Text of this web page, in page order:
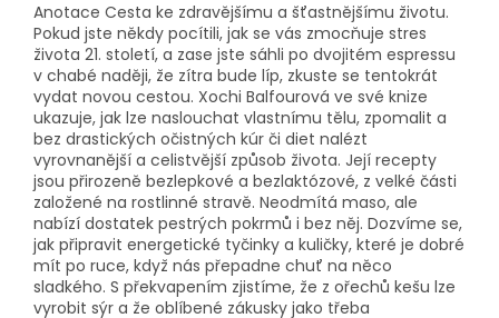
Anotace Cesta ke zdravějšímu a šťastnějšímu životu.
Pokud jste někdy pocítili, jak se vás zmocňuje stres
života 21. století, a zase jste sáhli po dvojitém espressu
v chabé naději, že zítra bude líp, zkuste se tentokrát
vydat novou cestou. Xochi Balfourová ve své knize
ukazuje, jak lze naslouchat vlastnímu tělu, zpomalit a
bez drastických očistných kúr či diet nalézt
vyrovnanější a celistvější způsob života. Její recepty
jsou přirozeně bezlepkové a bezlaktózové, z velké části
založené na rostlinné stravě. Neodmítá maso, ale
nabízí dostatek pestrých pokrmů i bez něj. Dozvíme se,
jak připravit energetické tyčinky a kuličky, které je dobré
mít po ruce, když nás přepadne chuť na něco
sladkého. S překvapením zjistíme, že z ořechů kešu lze
vyrobit sýr a že oblíbené zákusky jako třeba